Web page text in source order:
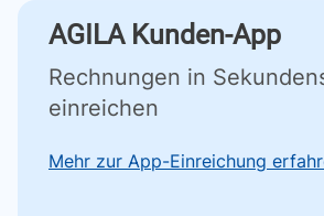
AGILA Kunden-App
Rechnungen in
einreichen
Mehr zur App-Einreichung